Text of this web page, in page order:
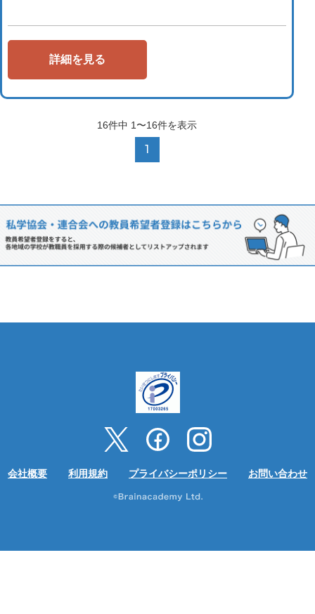
詳細を見る
16件中 1〜16件を表示
1
会社概要 利用規約 プライバシーポリシー お問い合わせ